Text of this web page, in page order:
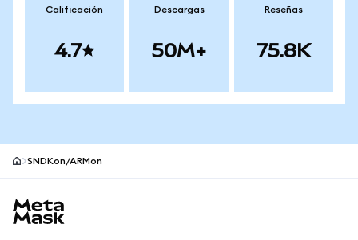
Calificación
4.7
Descargas
50M+
Reseñas
75.8K
SNDKon/ARMon